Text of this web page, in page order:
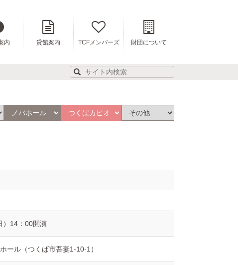
内 貸館案内 TCFメンバーズ 財団について
）14：00開演
ール（つくば市吾妻1-10-1）